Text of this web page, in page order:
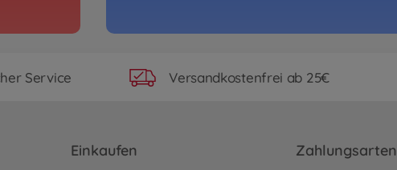
Service Versandkostenfrei ab 25€
Einkaufen Zahlungsarten